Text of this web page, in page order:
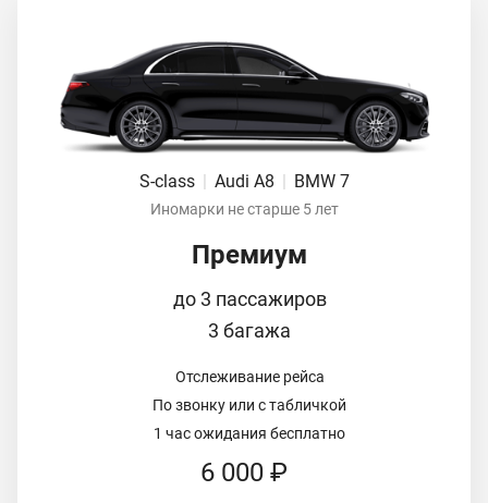
S-class | Audi A8 | BMW 7
Иномарки не старше 5 лет
Премиум
до 3 пассажиров
3 багажа
Отслеживание рейса
По звонку или с табличкой
1 час ожидания бесплатно
6 000 ₽